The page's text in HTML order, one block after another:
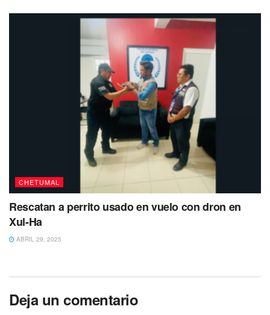
CHETUMAL
Rescatan a perrito usado en vuelo con dron en
Xul-Ha
ABRIL 29, 2025
Deja un comentario